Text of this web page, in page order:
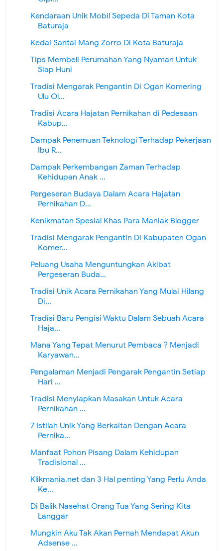
Kendaraan Unik Mobil Sepeda Di Taman Kota
Baturaja
Kedai Santai Mang Zorro Di Kota Baturaja
Tips Membeli Perumahan Yang Nyaman Untuk
Siap Huni
Tradisi Mengarak Pengantin Di Ogan Komering
Ulu Ol...
Tradisi Acara Hajatan Pernikahan di Pedesaan
Kabup...
Dampak Penemuan Teknologi Terhadap Pekerjaan
Ibu R...
Dampak Perkembangan Zaman Terhadap
Kehidupan Anak ...
Pergeseran Budaya Dalam Acara Hajatan
Pernikahan D...
Kenikmatan Spesial Khas Para Maniak Blogger
Tradisi Mengarak Pengantin Di Kabupaten Ogan
Komer...
Peluang Usaha Menguntungkan Akibat
Pergeseran Buda...
Tradisi Unik Acara Pernikahan Yang Mulai Hilang
Di...
Tradisi Baru Pengisi Waktu Dalam Sebuah Acara
Haja...
Mana Yang Tepat Menurut Pembaca ? Menjadi
Karyawan...
Pengalaman Menjadi Pengarak Pengantin Setiap
Hari ...
Tradisi Menyiapkan Masakan Untuk Acara
Pernikahan ...
7 Istilah Unik Yang Berkaitan Dengan Acara
Pernika...
Manfaat Pohon Pisang Dalam Kehidupan
Tradisional ...
Klikmania.net dan 3 Hal penting Yang Perlu Anda
Ke...
Di Balik Nasehat Orang Tua Yang Sering Kita
Langgar
Mungkin Aku Tak Akan Pernah Mendapat Akun
Adsense ...